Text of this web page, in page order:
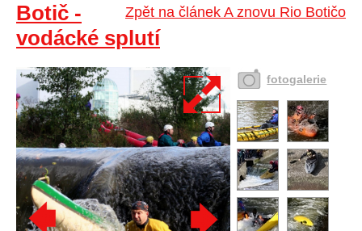
Zpět na článek A znovu Rio Botičo
Botič -
vodácké splutí
fotogalerie